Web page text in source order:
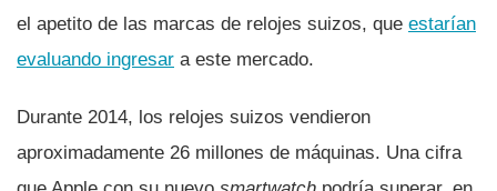
el apetito de las marcas de relojes suizos, que estarí­an
evaluando ingresar a este mercado.
Durante 2014, los relojes suizos vendieron
aproximadamente 26 millones de máquinas. Una cifra